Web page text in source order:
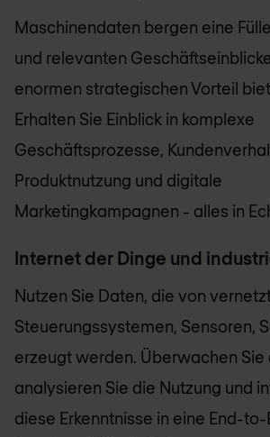
Maschinendaten bergen eine
und relevanten
enormen strategischen Vorteil
Erhalten Sie Einblick in komplexe
Geschäftsprozesse,
Produktnutzung und digitale
Marketingkampagnen - alles in
Internet der Dinge und
Nutzen Sie Daten, die von
Steuerungssystemen, Sensoren,
erzeugt werden. Überwachen Sie
analysieren Sie die Nutzung und
diese Erkenntnisse in eine End-